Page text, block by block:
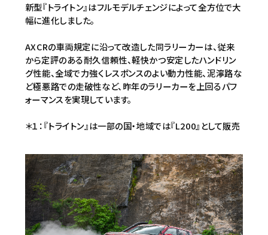
新型『トライトン』はフルモデルチェンジによって全方位で大
幅に進化しました。
AXCRの車両規定に沿って改造した同ラリーカーは、従来
から定評のある耐久信頼性、軽快かつ安定したハンドリン
グ性能、全域で力強くレスポンスのよい動力性能、泥濘路な
ど極悪路での走破性など、昨年のラリーカーを上回るパフ
ォーマンスを実現しています。
＊１：『トライトン』は一部の国・地域では『L200』として販売